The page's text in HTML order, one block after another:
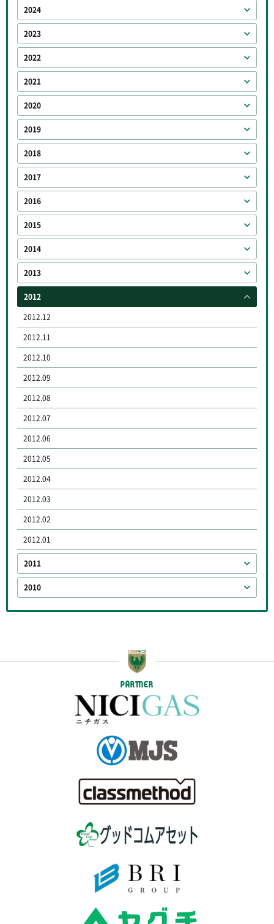
2024
2023
2022
2021
2020
2019
2018
2017
2016
2015
2014
2013
2012
2012.12
2012.11
2012.10
2012.09
2012.08
2012.07
2012.06
2012.05
2012.04
2012.03
2012.02
2012.01
2011
2010
PARTNER